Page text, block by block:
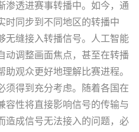
渗透进赛事转播中。如今，通
时同步到不同地区的转播中
无缝接入转播信号。人工智能
动调整画面焦点，甚至在转播
观众更好地理解比赛进程。
须得到充分考虑。随着各国在
容性将直接影响信号的传输与
造成信号无法接入的问题，必